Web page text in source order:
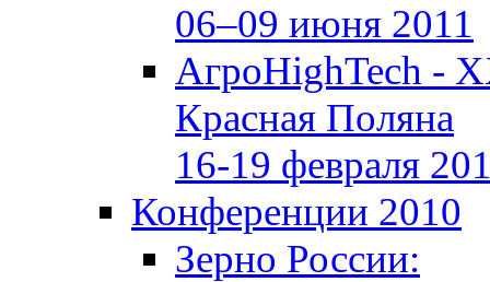
06–09 июня 2011
АгроHighTech -
Красная Поляна
16-19 февраля
Конференции 2010
Зерно России: